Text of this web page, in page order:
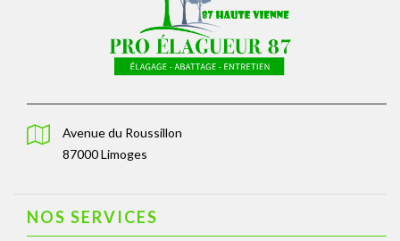
Avenue du Roussillon
87000 Limoges
NOS SERVICES